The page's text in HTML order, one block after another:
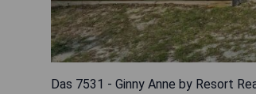
Das 7531 - Ginny Anne by Resort